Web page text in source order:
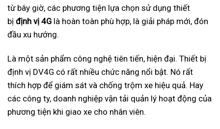
từ bây giờ, các phương tiện lựa chọn sử dụng thiết
bị định vị 4G là hoàn toàn phù hợp, là giải pháp mới, đón
đầu xu hướng.
Là một sản phẩm công nghệ tiên tiến, hiện đại. Thiết bị
định vị DV4G có rất nhiều chức năng nổi bật. Nó rất
thích hợp để giám sát và chống trộm xe hiệu quả. Hay
các công ty, doanh nghiệp vận tải quản lý hoạt động của
phương tiện khi giao xe cho nhân viên.